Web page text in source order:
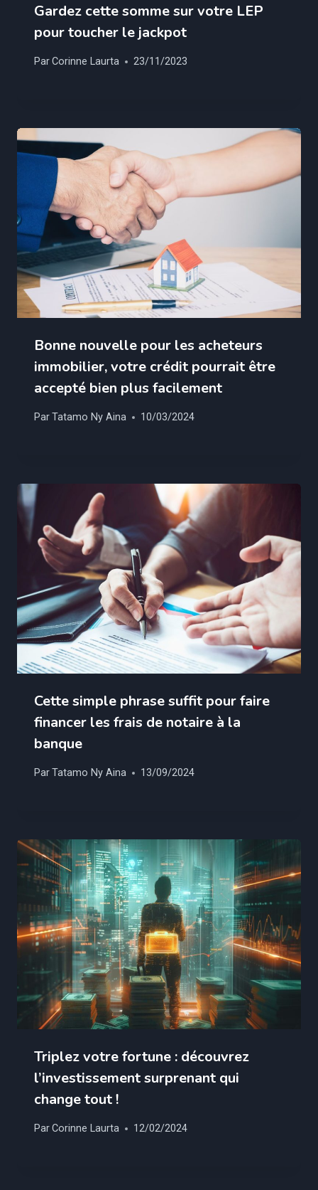
Gardez cette somme sur votre LEP
pour toucher le jackpot
ParCorinne Laurta 23/11/2023
Bonne nouvelle pour les acheteurs
immobilier, votre crédit pourrait être
accepté bien plus facilement
ParTatamo Ny Aina 10/03/2024
Cette simple phrase suffit pour faire
financer les frais de notaire à la
banque
ParTatamo Ny Aina 13/09/2024
Triplez votre fortune : découvrez
l’investissement surprenant qui
change tout !
ParCorinne Laurta 12/02/2024